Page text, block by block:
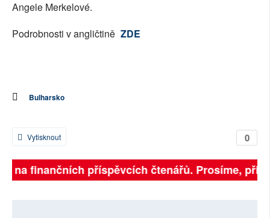
Angele Merkelové.
Podrobnosti v angličtině ZDE
Bulharsko
0
Vytisknout
na finančních příspěvcích čtenářů. Prosíme,